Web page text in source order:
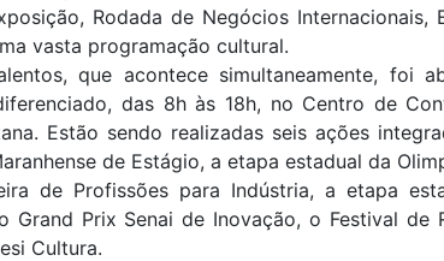
Rodada de Negócios Internacionais,
vasta programação cultural.
que acontece simultaneamente, foi
das 8h às 18h, no Centro de
Estão sendo realizadas seis ações
de Estágio, a etapa estadual da
de Profissões para Indústria, a etapa
Grand Prix Senai de Inovação, o Festival de
Cultura.